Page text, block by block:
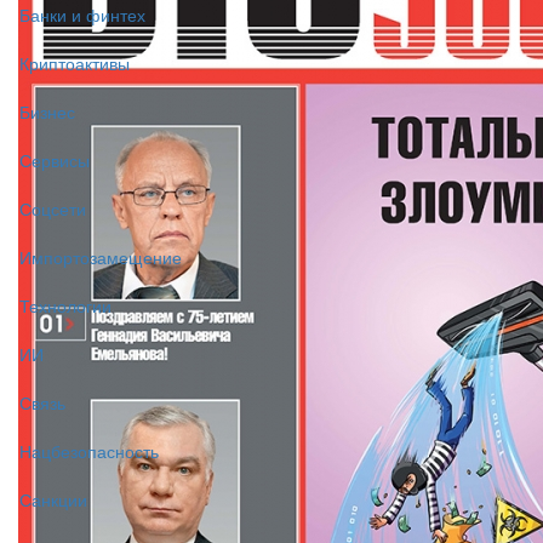
Банки и финтех
Криптоактивы
Бизнес
Сервисы
Соцсети
Импортозамещение
Технологии
ИИ
Связь
Нацбезопасность
Санкции